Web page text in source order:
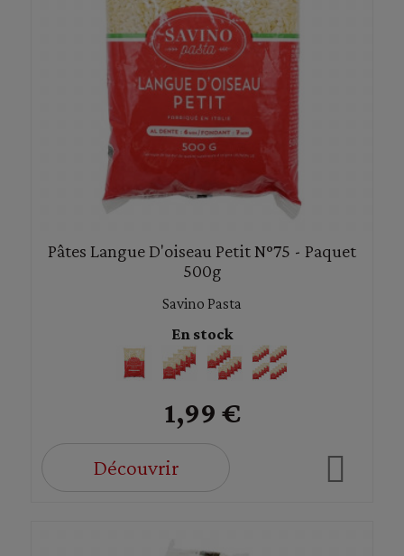
Pâtes Langue D'oiseau Petit N°75 - Paquet
500g
Savino Pasta
En stock
1,99 €
Découvrir